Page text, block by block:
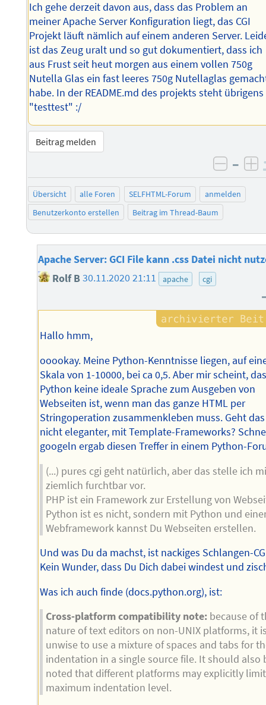
Ich gehe derzeit davon aus, dass das Problem an
meiner Apache Server Konfiguration liegt, das CGI
Projekt läuft nämlich auf einem anderen Server.
ist das Zeug uralt und so gut dokumentiert, dass ich
aus Frust seit heut morgen aus einem vollen 750g
Nutella Glas ein fast leeres 750g Nutellaglas
habe. In der README.md des projekts steht übrigens
"testtest" :/
Beitrag melden
–
Übersicht alle Foren SELFHTML-Forum
anmelden
Benutzerkonto erstellen
Beitrag im Thread-Baum
Apache Server: GCI File kann .css Datei nicht
Rolf B30.11.2020 21:11 apache cgi
Hallo hmm,
ooookay. Meine Python-Kenntnisse liegen, auf
Skala von 1-10000, bei ca 0,5. Aber mir scheint,
Python keine ideale Sprache zum Ausgeben von
Webseiten ist, wenn man das ganze HTML per
Stringoperation zusammenkleben muss. Geht das
nicht eleganter, mit Template-Frameworks?
googeln ergab diesen Treffer in einem Python-
(...) pures cgi geht natürlich, aber das stelle ich
ziemlich furchtbar vor.
PHP ist ein Framework zur Erstellung von
Python ist es nicht, sondern mit Python und
Webframework kannst Du Webseiten erstellen.
Und was Du da machst, ist nackiges Schlangen-
Kein Wunder, dass Du Dich dabei windest und
Was ich auch finde (docs.python.org), ist:
Cross-platform compatibility note:because of
nature of text editors on non-UNIX platforms, it
unwise to use a mixture of spaces and tabs for
indentation in a single source file. It should also
noted that different platforms may explicitly
maximum indentation level.